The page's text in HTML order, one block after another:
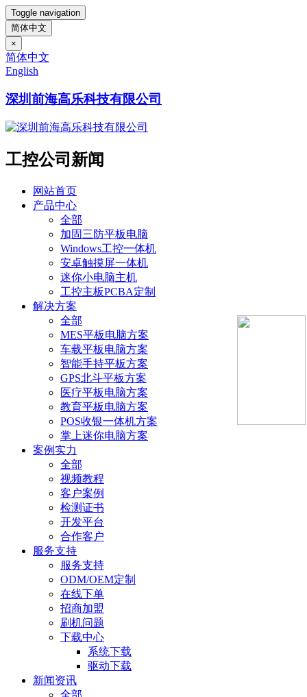
Toggle navigation
简体中文
×
简体中文
English
深圳前海高乐科技有限公司
工控公司新闻
网站首页
产品中心
全部
加固三防平板电脑
Windows工控一体机
安卓触摸屏一体机
迷你小电脑主机
工控主板PCBA定制
解决方案
全部
MES平板电脑方案
车载平板电脑方案
智能手持平板方案
GPS北斗平板方案
医疗平板电脑方案
教育平板电脑方案
POS收银一体机方案
掌上迷你电脑方案
案例实力
全部
视频教程
客户案例
检测证书
开发平台
合作客户
服务支持
服务支持
ODM/OEM定制
在线下单
招商加盟
刷机问题
下载中心
系统下载
驱动下载
新闻资讯